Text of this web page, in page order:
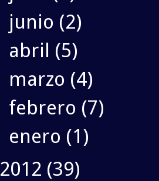
junio (2)
abril (5)
marzo (4)
febrero (7)
enero (1)
2012 (39)